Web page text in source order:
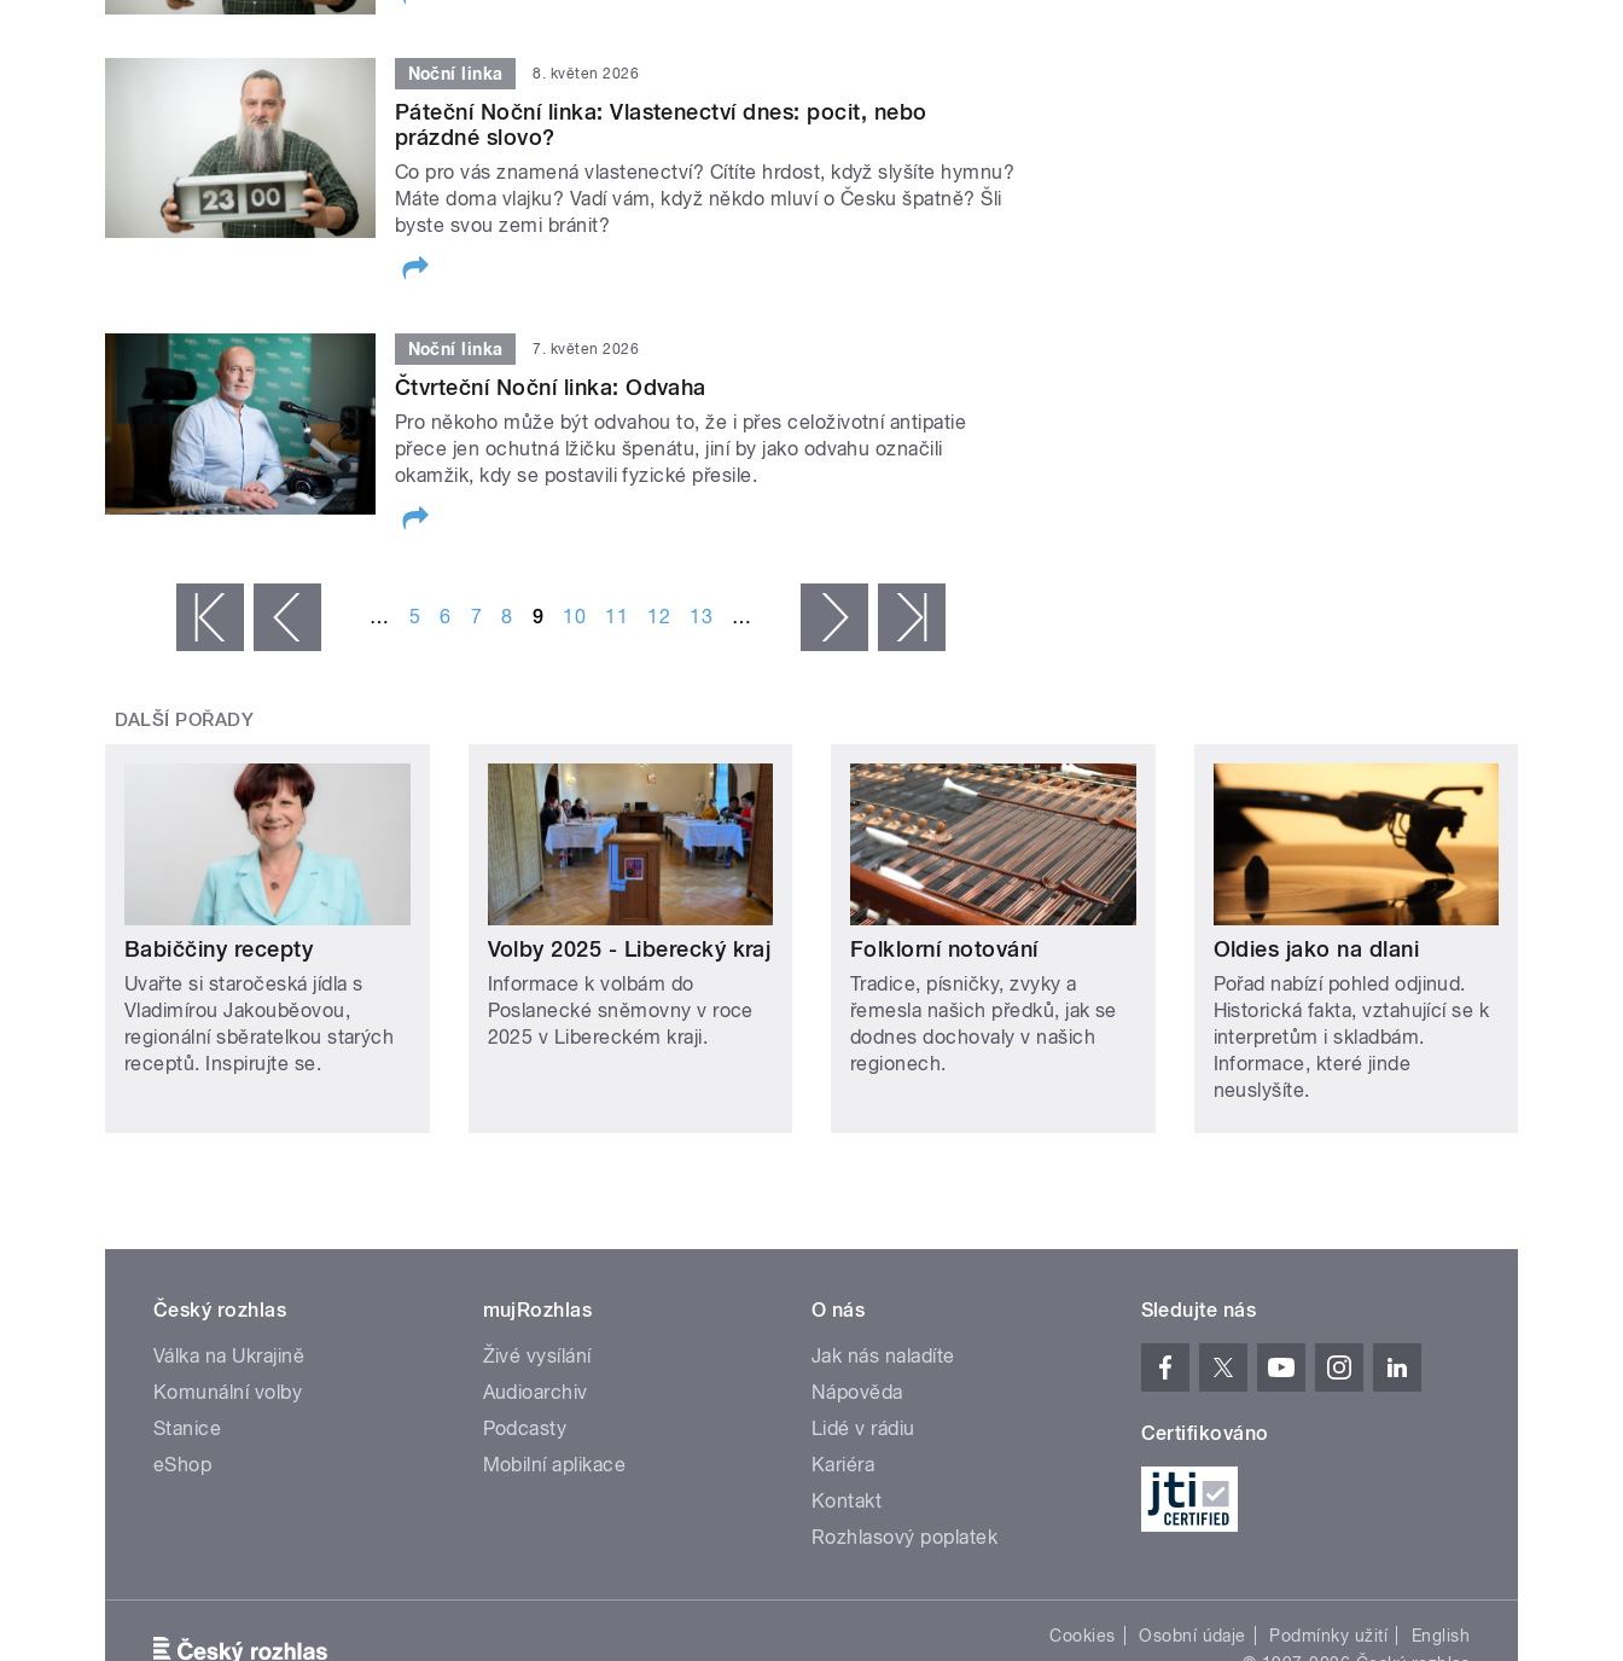
Noční linka 8. květen 2026
Páteční Noční linka: Vlastenectví dnes: pocit, nebo
prázdné slovo?
Co pro vás znamená vlastenectví? Cítíte hrdost, když slyšíte hymnu?
Máte doma vlajku? Vadí vám, když někdo mluví o Česku špatně? Šli
byste svou zemi bránit?
Noční linka 7. květen 2026
Čtvrteční Noční linka: Odvaha
Pro někoho může být odvahou to, že i přes celoživotní antipatie
přece jen ochutná lžičku špenátu, jiní by jako odvahu označili
okamžik, kdy se postavili fyzické přesile.
‹ předchozí … 5 6 7 8 9 10 11 12 13 … následující ›
DALŠÍ POŘADY
Babiččiny recepty
Uvařte si staročeská jídla s
Vladimírou Jakouběovou,
regionální sběratelkou starých
receptů. Inspirujte se.
Volby 2025 - Liberecký kraj
Informace k volbám do
Poslanecké sněmovny v roce
2025 v Libereckém kraji.
Folklorní notování
Tradice, písničky, zvyky a
řemesla našich předků, jak se
dodnes dochovaly v našich
regionech.
Oldies jako na dlani
Pořad nabízí pohled odjinud.
Historická fakta, vztahující se k
interpretům i skladbám.
Informace, které jinde
neuslyšíte.
Český rozhlas
Válka na Ukrajině
Komunální volby
Stanice
eShop
mujRozhlas
Živé vysílání
Audioarchiv
Podcasty
Mobilní aplikace
O nás
Jak nás naladíte
Nápověda
Lidé v rádiu
Kariéra
Kontakt
Rozhlasový poplatek
Sledujte nás
Certifikováno
Cookies Osobní údaje Podmínky užití
English